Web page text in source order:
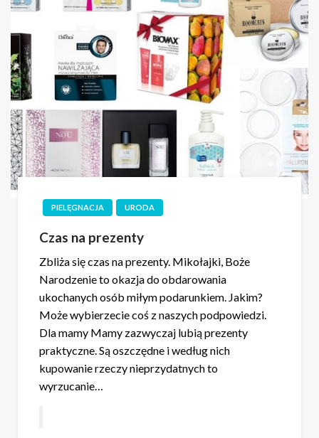
PIELĘGNACJA URODA
Czas na prezenty
Zbliża się czas na prezenty. Mikołajki, Boże
Narodzenie to okazja do obdarowania
ukochanych osób miłym podarunkiem. Jakim?
Może wybierzecie coś z naszych podpowiedzi.
Dla mamy Mamy zazwyczaj lubią prezenty
praktyczne. Są oszczędne i według nich
kupowanie rzeczy nieprzydatnych to
wyrzucanie…